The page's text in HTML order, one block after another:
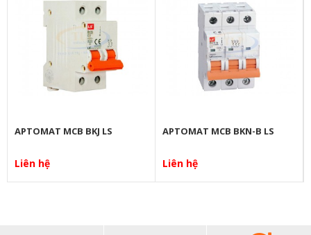
APTOMAT MCB BKJ LS
Liên hệ
APTOMAT MCB BKN-B LS
Liên hệ